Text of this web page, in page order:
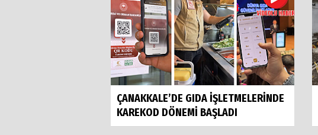
ÇANAKKALE’DE GIDA İŞLETMELERİNDE
KAREKOD DÖNEMİ BAŞLADI